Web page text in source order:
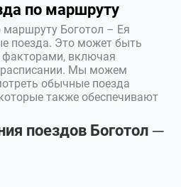
по маршруту
Боготол – Ея
поезда. Это может быть
включая
расписании. Мы можем
обычные поезда
также обеспечивают
поездов Боготол ─